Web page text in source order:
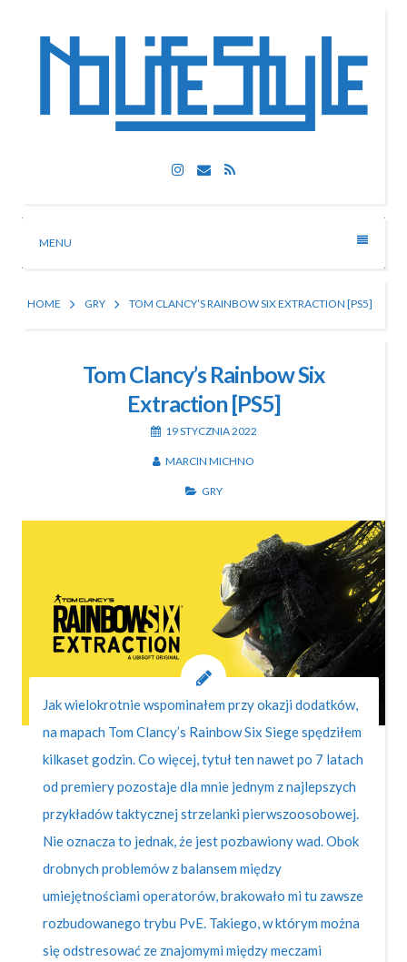
Nolife Style
Technologia, fotografia, rozrywka
Instagram
EmailRSS
MENU
HOME GRY TOM CLANCY’S RAINBOW SIX EXTRACTION [PS5]
Tom Clancy’s Rainbow Six
Extraction [PS5]
19 STYCZNIA 2022
MARCIN MICHNO
GRY
Jak wielokrotnie wspominałem przy okazji dodatków,
na mapach Tom Clancy’s Rainbow Six Siege spędziłem
kilkaset godzin. Co więcej, tytuł ten nawet po 7 latach
od premiery pozostaje dla mnie jednym z najlepszych
przykładów taktycznej strzelanki pierwszoosobowej.
Nie oznacza to jednak, że jest pozbawiony wad. Obok
drobnych problemów z balansem między
umiejętnościami operatorów, brakowało mi tu zawsze
rozbudowanego trybu PvE. Takiego, w którym można
się odstresować ze znajomymi między meczami